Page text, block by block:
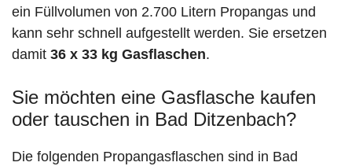
ein Füllvolumen von 2.700 Litern Propangas und
kann sehr schnell aufgestellt werden. Sie ersetzen
damit 36 x 33 kg Gasflaschen.
Sie möchten eine Gasflasche kaufen
oder tauschen in Bad Ditzenbach?
Die folgenden Propangasflaschen sind in Bad